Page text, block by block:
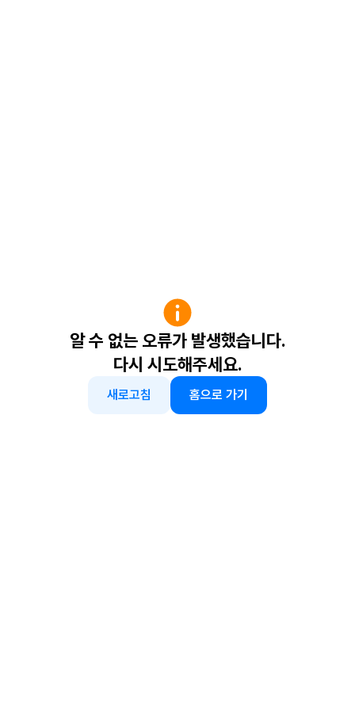
알 수 없는 오류가 발생했습니다.
다시 시도해주세요.
새로고침 홈으로 가기